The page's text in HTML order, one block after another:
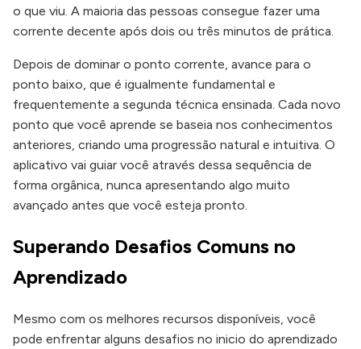
o que viu. A maioria das pessoas consegue fazer uma
corrente decente após dois ou três minutos de prática.
Depois de dominar o ponto corrente, avance para o
ponto baixo, que é igualmente fundamental e
frequentemente a segunda técnica ensinada. Cada novo
ponto que você aprende se baseia nos conhecimentos
anteriores, criando uma progressão natural e intuitiva. O
aplicativo vai guiar você através dessa sequência de
forma orgânica, nunca apresentando algo muito
avançado antes que você esteja pronto.
Superando Desafios Comuns no
Aprendizado
Mesmo com os melhores recursos disponíveis, você
pode enfrentar alguns desafios no inicio do aprendizado